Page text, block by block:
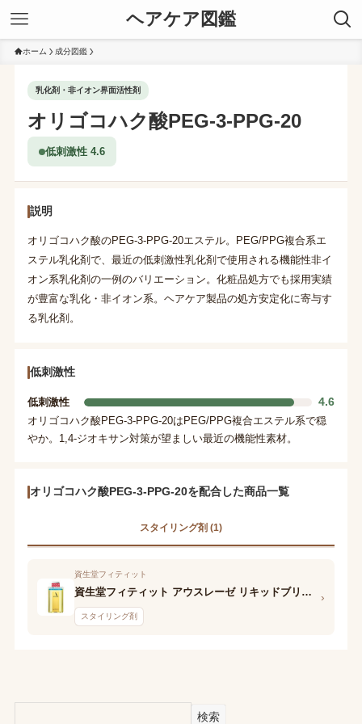
ヘアケア図鑑
ホーム 成分図鑑
乳化剤・非イオン界面活性剤
オリゴコハク酸PEG-3-PPG-20
低刺激性 4.6
説明
オリゴコハク酸のPEG-3-PPG-20エステル。PEG/PPG複合系エ
ステル乳化剤で、最近の低刺激性乳化剤で使用される機能性非イ
オン系乳化剤の一例のバリエーション。化粧品処方でも採用実績
が豊富な乳化・非イオン系。ヘアケア製品の処方安定化に寄与す
る乳化剤。
低刺激性
低刺激性 4.6
オリゴコハク酸PEG-3-PPG-20はPEG/PPG複合エステル系で穏
やか。1,4-ジオキサン対策が望ましい最近の機能性素材。
オリゴコハク酸PEG-3-PPG-20を配合した商品一覧
スタイリング剤 (1)
資生堂フィティット
資生堂フィティット アウスレーゼ リキッドブリランチンN
スタイリング剤
›
検索